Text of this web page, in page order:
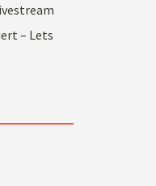
– Lets